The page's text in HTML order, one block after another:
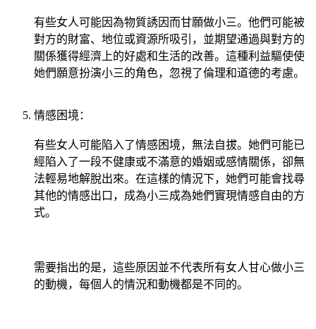
有些女人可能因為物質誘因而甘願做小三。他們可能被
對方的財富、地位或資源所吸引，並期望通過與對方的
關係獲得經濟上的好處和生活的改善。這種利益驅使使
她們願意扮演小三的角色，忽視了倫理和道德的考慮。
情感困境：
有些女人可能陷入了情感困境，無法自拔。她們可能已
經陷入了一段不健康或不滿意的婚姻或感情關係，卻無
法輕易地解脫出來。在這樣的情況下，她們可能會找尋
其他的情感出口，成為小三成為她們實現情感自由的方
式。
需要指出的是，這些原因並不代表所有女人甘心做小三
的動機，每個人的情況和動機都是不同的。